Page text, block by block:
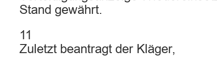
Stand gewährt.
11
Zuletzt beantragt der Kläger,